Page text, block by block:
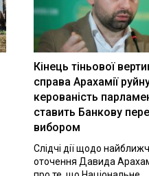
Кінець тіньової
справа Арахамії
керованість
ставить Банкову
вибором
Слідчі дії щодо
оточення Давида